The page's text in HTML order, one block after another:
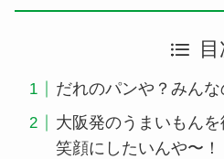
だれのパンや？みんな
大阪発のうまいもん
笑顔にしたいんや〜！